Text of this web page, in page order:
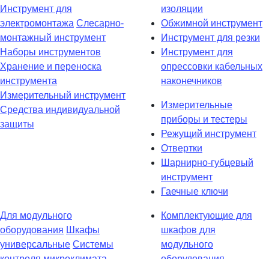
Инструмент для
электромонтажа Слесарно-
монтажный инструмент
Наборы инструментов
Хранение и переноска
инструмента
Измерительный инструмент
Средства индивидуальной
защиты
изоляции
Обжимной инструмент
Инструмент для резки
Инструмент для
опрессовки кабельных
наконечников
Измерительные
приборы и тестеры
Режущий инструмент
Отвертки
Шарнирно-губцевый
инструмент
Гаечные ключи
Для модульного
оборудования Шкафы
универсальные Системы
Комплектующие для
шкафов для
модульного